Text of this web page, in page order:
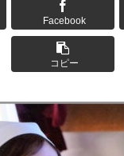
Facebook
コピー